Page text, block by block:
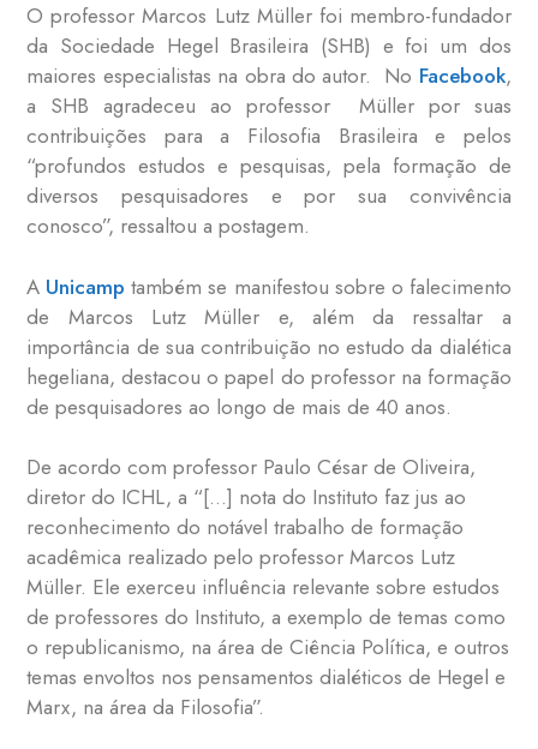
O professor Marcos Lutz Müller foi membro-fundador
da Sociedade Hegel Brasileira (SHB) e foi um dos
maiores especialistas na obra do autor. No Facebook,
a SHB agradeceu ao professor Müller por suas
contribuições para a Filosofia Brasileira e pelos
“profundos estudos e pesquisas, pela formação de
diversos pesquisadores e por sua convivência
conosco”, ressaltou a postagem.
A Unicamp também se manifestou sobre o falecimento
de Marcos Lutz Müller e, além da ressaltar a
importância de sua contribuição no estudo da dialética
hegeliana, destacou o papel do professor na formação
de pesquisadores ao longo de mais de 40 anos.
De acordo com professor Paulo César de Oliveira,
diretor do ICHL, a “[…] nota do Instituto faz jus ao
reconhecimento do notável trabalho de formação
acadêmica realizado pelo professor Marcos Lutz
Müller. Ele exerceu influência relevante sobre estudos
de professores do Instituto, a exemplo de temas como
o republicanismo, na área de Ciência Política, e outros
temas envoltos nos pensamentos dialéticos de Hegel e
Marx, na área da Filosofia”.